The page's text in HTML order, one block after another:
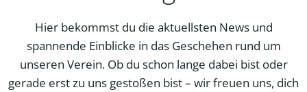
Hier bekommst du die aktuellsten News und
spannende Einblicke in das Geschehen rund um
unseren Verein. Ob du schon lange dabei bist oder
gerade erst zu uns gestoßen bist – wir freuen uns, dich